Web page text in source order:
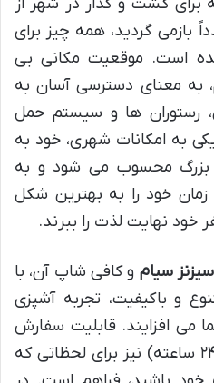
برای گشت و گذار در شهر از
گردید، همه چیز برای
است. موقعیت مکانی بی
به معنای دسترسی آسان به
رستوران ها و سیستم حمل
به امکانات شهری، خود به
بزرگ محسوب می شود و به
زمان خود را به بهترین شکل
خود نهایت لذت را ببرند.
سیام و کافی شاپ آن، با
و باکیفیت، تجربه آشپزی
می افزایند. قابلیت سفارش
غذا به اتاق (روم سرویس ۲۴ ساعته) نیز برای لحظاتی که